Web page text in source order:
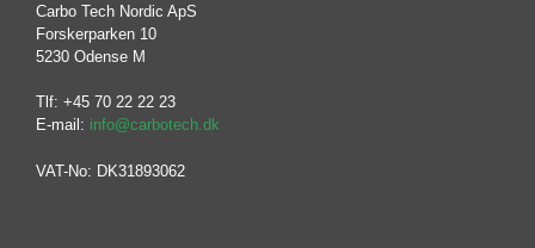
Carbo Tech Nordic ApS
Forskerparken 10
5230 Odense M
Tlf: +45 70 22 22 23
E-mail: info@carbotech.dk
VAT-No: DK31893062